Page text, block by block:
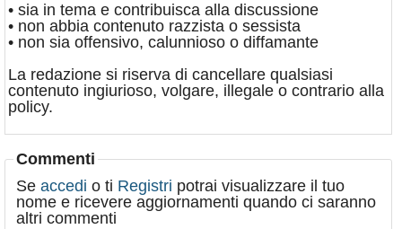
• sia in tema e contribuisca alla discussione
• non abbia contenuto razzista o sessista
• non sia offensivo, calunnioso o diffamante
La redazione si riserva di cancellare qualsiasi
contenuto ingiurioso, volgare, illegale o contrario alla
policy.
Commenti
Se accedi o ti Registri potrai visualizzare il tuo
nome e ricevere aggiornamenti quando ci saranno
altri commenti